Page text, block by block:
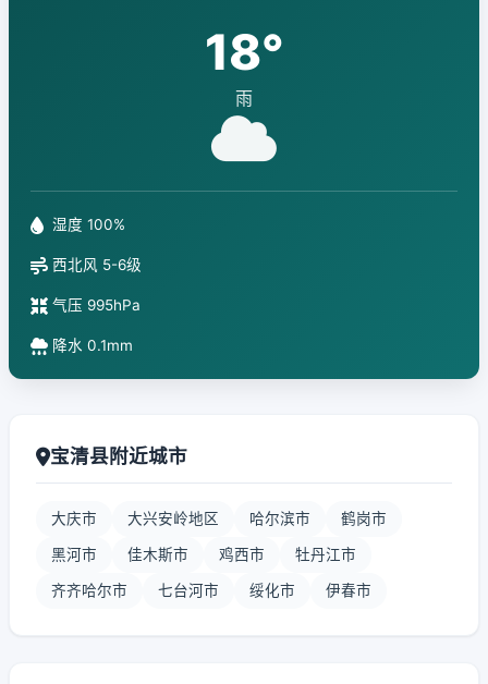
18°
雨
湿度 100%
西北风 5-6级
气压 995hPa
降水 0.1mm
宝清县附近城市
大庆市 大兴安岭地区 哈尔滨市 鹤岗市
黑河市 佳木斯市 鸡西市 牡丹江市
齐齐哈尔市 七台河市 绥化市 伊春市